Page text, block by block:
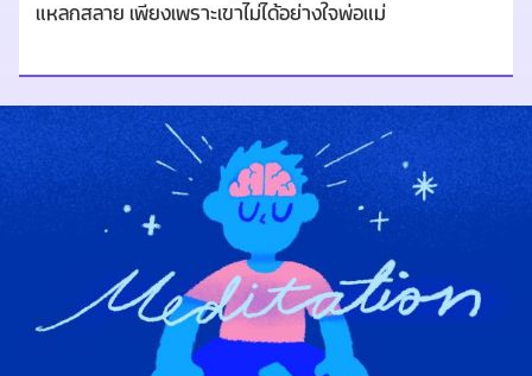
แหลกสลาย เพียงเพราะเขาไม่ได้อย่างใจพ่อแม่